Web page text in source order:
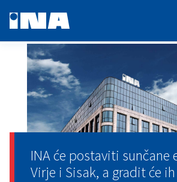
INA će postaviti sunčane
Virje i Sisak, a gradit će ih